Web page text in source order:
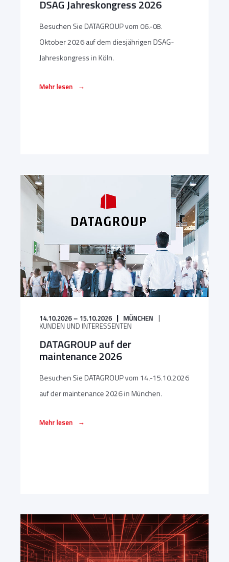
DSAG Jahreskongress 2026
Besuchen Sie DATAGROUP vom 06.-08.
Oktober 2026 auf dem diesjährigen DSAG-
Jahreskongress in Köln.
Mehr lesen →
14.10.2026 – 15.10.2026 MÜNCHEN
KUNDEN UND INTERESSENTEN
DATAGROUP auf der
maintenance 2026
Besuchen Sie DATAGROUP vom 14.-15.10.2026
auf der maintenance 2026 in München.
Mehr lesen →